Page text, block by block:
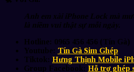
Anh em xài iPhone Lock mà
là niềm vui thật sự mỗi ngày.
Hotline: 0965 456 456 (Tín Gà)
Youtube: Tín Gà Sim Ghép
Tiktok: Hưng Thịnh Mobile
Group Facebook: Hỗ trợ ghép